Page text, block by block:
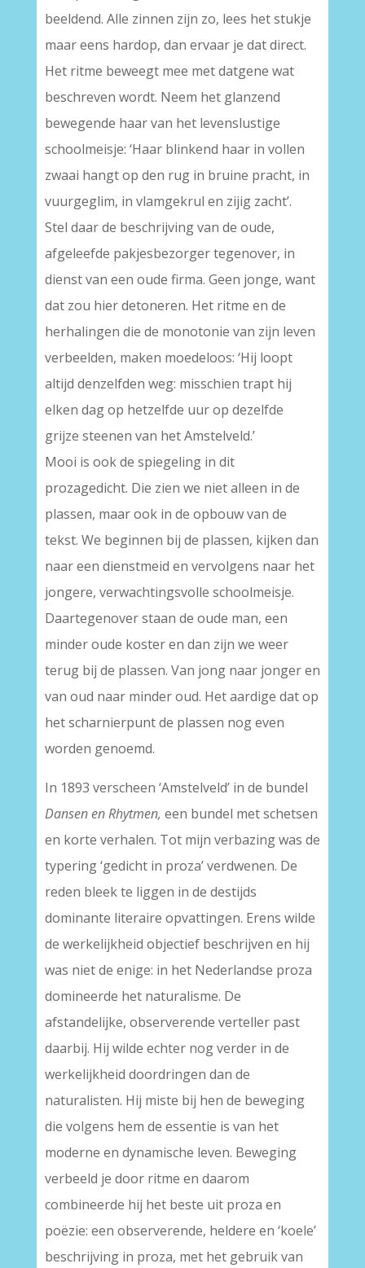
beeldend. Alle zinnen zijn zo, lees het stukje
maar eens hardop, dan ervaar je dat direct.
Het ritme beweegt mee met datgene wat
beschreven wordt. Neem het glanzend
bewegende haar van het levenslustige
schoolmeisje: ‘Haar blinkend haar in vollen
zwaai hangt op den rug in bruine pracht, in
vuurgeglim, in vlamgekrul en zijig zacht’.
Stel daar de beschrijving van de oude,
afgeleefde pakjesbezorger tegenover, in
dienst van een oude firma. Geen jonge, want
dat zou hier detoneren. Het ritme en de
herhalingen die de monotonie van zijn leven
verbeelden, maken moedeloos: ‘Hij loopt
altijd denzelfden weg: misschien trapt hij
elken dag op hetzelfde uur op dezelfde
grijze steenen van het Amstelveld.’
Mooi is ook de spiegeling in dit
prozagedicht. Die zien we niet alleen in de
plassen, maar ook in de opbouw van de
tekst. We beginnen bij de plassen, kijken dan
naar een dienstmeid en vervolgens naar het
jongere, verwachtingsvolle schoolmeisje.
Daartegenover staan de oude man, een
minder oude koster en dan zijn we weer
terug bij de plassen. Van jong naar jonger en
van oud naar minder oud. Het aardige dat op
het scharnierpunt de plassen nog even
worden genoemd.
In 1893 verscheen ‘Amstelveld’ in de bundel
Dansen en Rhytmen, een bundel met schetsen
en korte verhalen. Tot mijn verbazing was de
typering ‘gedicht in proza’ verdwenen. De
reden bleek te liggen in de destijds
dominante literaire opvattingen. Erens wilde
de werkelijkheid objectief beschrijven en hij
was niet de enige: in het Nederlandse proza
domineerde het naturalisme. De
afstandelijke, observerende verteller past
daarbij. Hij wilde echter nog verder in de
werkelijkheid doordringen dan de
naturalisten. Hij miste bij hen de beweging
die volgens hem de essentie is van het
moderne en dynamische leven. Beweging
verbeeld je door ritme en daarom
combineerde hij het beste uit proza en
poëzie: een observerende, heldere en ‘koele’
beschrijving in proza, met het gebruik van